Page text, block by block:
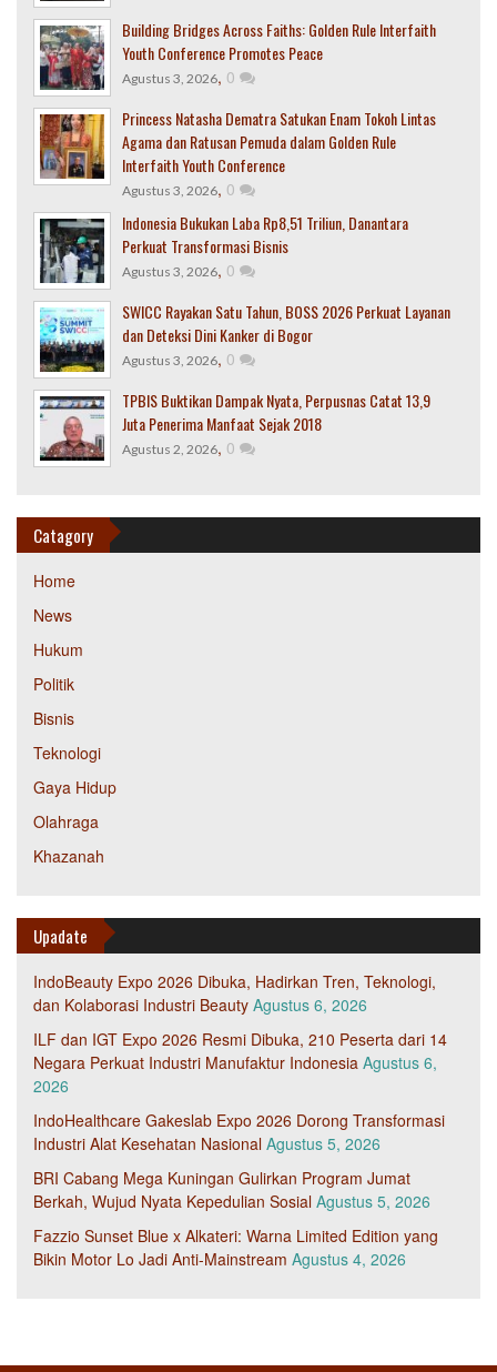
Building Bridges Across Faiths: Golden Rule Interfaith
Youth Conference Promotes Peace
Agustus 3, 2026, 0
Princess Natasha Dematra Satukan Enam Tokoh Lintas
Agama dan Ratusan Pemuda dalam Golden Rule
Interfaith Youth Conference
Agustus 3, 2026, 0
Indonesia Bukukan Laba Rp8,51 Triliun, Danantara
Perkuat Transformasi Bisnis
Agustus 3, 2026, 0
SWICC Rayakan Satu Tahun, BOSS 2026 Perkuat Layanan
dan Deteksi Dini Kanker di Bogor
Agustus 3, 2026, 0
TPBIS Buktikan Dampak Nyata, Perpusnas Catat 13,9
Juta Penerima Manfaat Sejak 2018
Agustus 2, 2026, 0
Catagory
Home
News
Hukum
Politik
Bisnis
Teknologi
Gaya Hidup
Olahraga
Khazanah
Upadate
IndoBeauty Expo 2026 Dibuka, Hadirkan Tren, Teknologi,
dan Kolaborasi Industri Beauty Agustus 6, 2026
ILF dan IGT Expo 2026 Resmi Dibuka, 210 Peserta dari 14
Negara Perkuat Industri Manufaktur Indonesia Agustus 6,
2026
IndoHealthcare Gakeslab Expo 2026 Dorong Transformasi
Industri Alat Kesehatan Nasional Agustus 5, 2026
BRI Cabang Mega Kuningan Gulirkan Program Jumat
Berkah, Wujud Nyata Kepedulian Sosial Agustus 5, 2026
Fazzio Sunset Blue x Alkateri: Warna Limited Edition yang
Bikin Motor Lo Jadi Anti-Mainstream Agustus 4, 2026